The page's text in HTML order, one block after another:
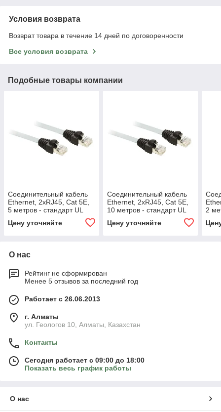
Условия возврата
Возврат товара в течение 14 дней по договоренности
Все условия возврата
Подобные товары компании
Соединительный кабель
Ethernet, 2хRJ45, Cat 5E,
5 метров - стандарт UL
Цену уточняйте
Соединительный кабель
Ethernet, 2хRJ45, Cat 5E,
10 метров - стандарт UL
Цену уточняйте
2
О нас
Рейтинг не сформирован
Менее 5 отзывов за последний год
Работает с 26.06.2013
г. Алматы
ул. Геологов 10, Алматы, Казахстан
Контакты
Сегодня работает с 09:00 до 18:00
Показать весь график работы
О нас